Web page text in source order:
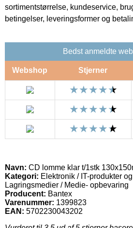
sortimentstørrelse, kundeservice,
betingelser, leveringsformer og
Bedst anmeldte
Webshop Stjerner
Navn: CD lomme klar t/1stk
Kategori: Elektronik / IT-produkter
Lagringsmedier / Medie- opbevaring
Producent: Bantex
Varenummer: 1399823
EAN: 5702230043202